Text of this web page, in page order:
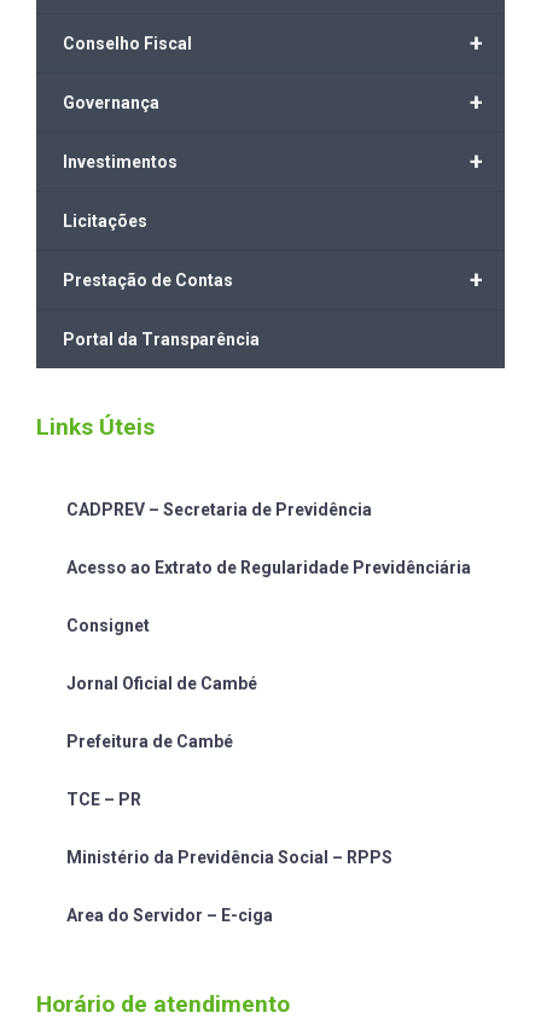
+
Conselho Fiscal
+
Governança
+
Investimentos
Licitações
+
Prestação de Contas
Portal da Transparência
Links Úteis
CADPREV – Secretaria de Previdência
Acesso ao Extrato de Regularidade Previdênciária
Consignet
Jornal Oficial de Cambé
Prefeitura de Cambé
TCE – PR
Ministério da Previdência Social – RPPS
Area do Servidor – E-ciga
Horário de atendimento